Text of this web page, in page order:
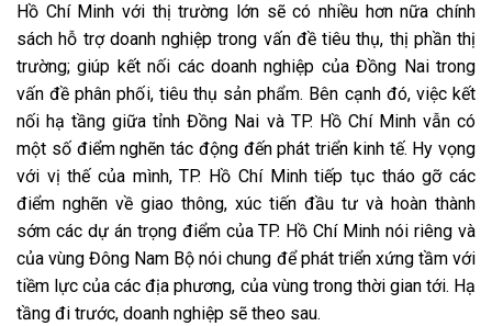
Hồ Chí Minh với thị trường lớn sẽ có nhiều hơn nữa chính
sách hỗ trợ doanh nghiệp trong vấn đề tiêu thụ, thị phần thị
trường; giúp kết nối các doanh nghiệp của Đồng Nai trong
vấn đề phân phối, tiêu thụ sản phẩm. Bên cạnh đó, việc kết
nối hạ tầng giữa tỉnh Đồng Nai và TP. Hồ Chí Minh vẫn có
một số điểm nghẽn tác động đến phát triển kinh tế. Hy vọng
với vị thế của mình, TP. Hồ Chí Minh tiếp tục tháo gỡ các
điểm nghẽn về giao thông, xúc tiến đầu tư và hoàn thành
sớm các dự án trọng điểm của TP. Hồ Chí Minh nói riêng và
của vùng Đông Nam Bộ nói chung để phát triển xứng tầm với
tiềm lực của các địa phương, của vùng trong thời gian tới. Hạ
tầng đi trước, doanh nghiệp sẽ theo sau.